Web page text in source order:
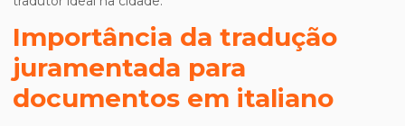
Importância da tradução
juramentada para
documentos em italiano